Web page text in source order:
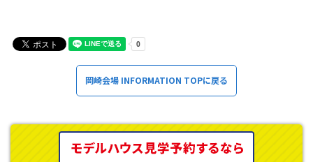
岡崎会場 INFORMATION TOPに戻る